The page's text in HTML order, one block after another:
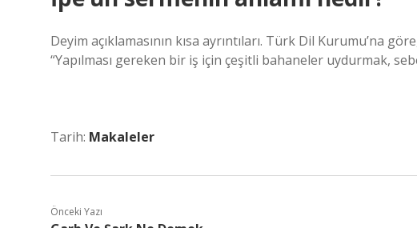
Deyim açıklamasının kısa ayrıntıları. Türk Dil Kurumu’na
“Yapılması gereken bir iş için çeşitli bahaneler uydurmak,
Tarih: Makaleler
Önceki Yazı